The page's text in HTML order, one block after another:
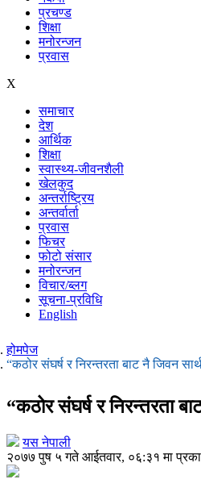
प्रचण्ड
शिक्षा
मनोरन्जन
प्रवास
X
समाचार
देश
आर्थिक
शिक्षा
स्वास्थ्य-जीवनशैली
खेलकुद
अन्तर्राष्ट्रिय
अन्तर्वार्ता
प्रवास
फिचर
फोटो संसार
मनोरन्जन
विचार/ब्लग
सूचना-प्रविधि
English
होमपेज
“कठोर संघर्ष र निरन्तरता बाट नै जिवन
“कठोर संघर्ष र निरन्तरता
यस नेपाली
२०७७ पुष ५ गते आईतवार, ०६:३१ मा